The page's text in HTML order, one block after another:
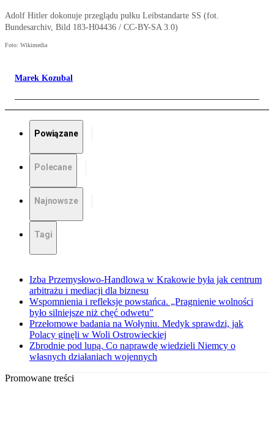
Adolf Hitler dokonuje przeglądu pułku Leibstandarte SS (fot.
Bundesarchiv, Bild 183-H04436 / CC-BY-SA 3.0)
Foto: Wikimedia
Marek Kozubal
Powiązane
Polecane
Najnowsze
Tagi
Izba Przemysłowo-Handlowa w Krakowie była jak centrum
arbitrażu i mediacji dla biznesu
Wspomnienia i refleksje powstańca. „Pragnienie wolności
było silniejsze niż chęć odwetu”
Przełomowe badania na Wołyniu. Medyk sprawdzi, jak
Polacy ginęli w Woli Ostrowieckiej
Zbrodnie pod lupą. Co naprawdę wiedzieli Niemcy o
własnych działaniach wojennych
Promowane treści